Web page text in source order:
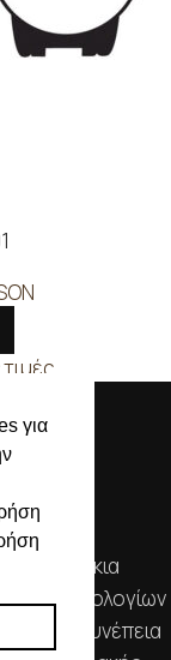
για
λουράκια
ωρολογίων
& η συνέπεια